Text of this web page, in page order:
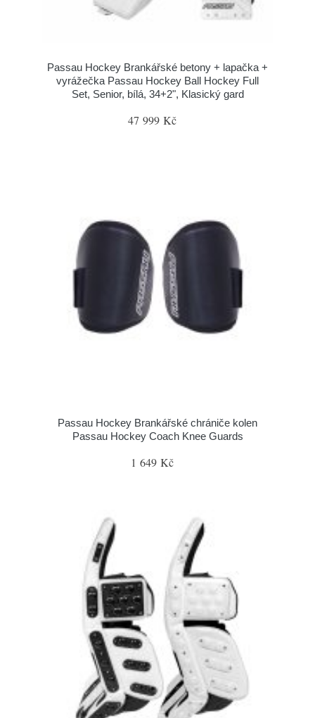
Passau Hockey Brankářské betony + lapačka +
vyrážečka Passau Hockey Ball Hockey Full
Set, Senior, bílá, 34+2", Klasický gard
47 999 Kč
Passau Hockey Brankářské chrániče kolen
Passau Hockey Coach Knee Guards
1 649 Kč